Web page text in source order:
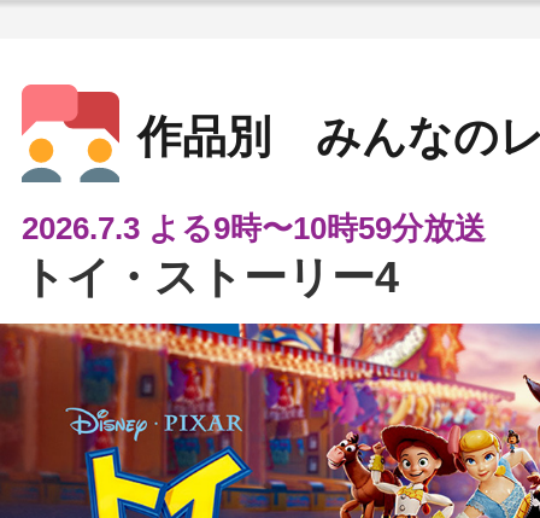
作品別 みんなの
2026.7.3 よる9時〜10時59分放送
トイ・ストーリー4